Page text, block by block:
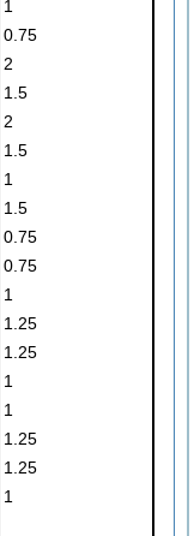
1
0.75
2
1.5
2
1.5
1
1.5
0.75
0.75
1
1.25
1.25
1
1
1.25
1.25
1